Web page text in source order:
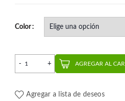
Color
Caja porta prótesis/planos
AGREGAR AL
Agregar a lista de deseos